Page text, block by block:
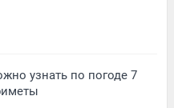
узнать по погоде 7